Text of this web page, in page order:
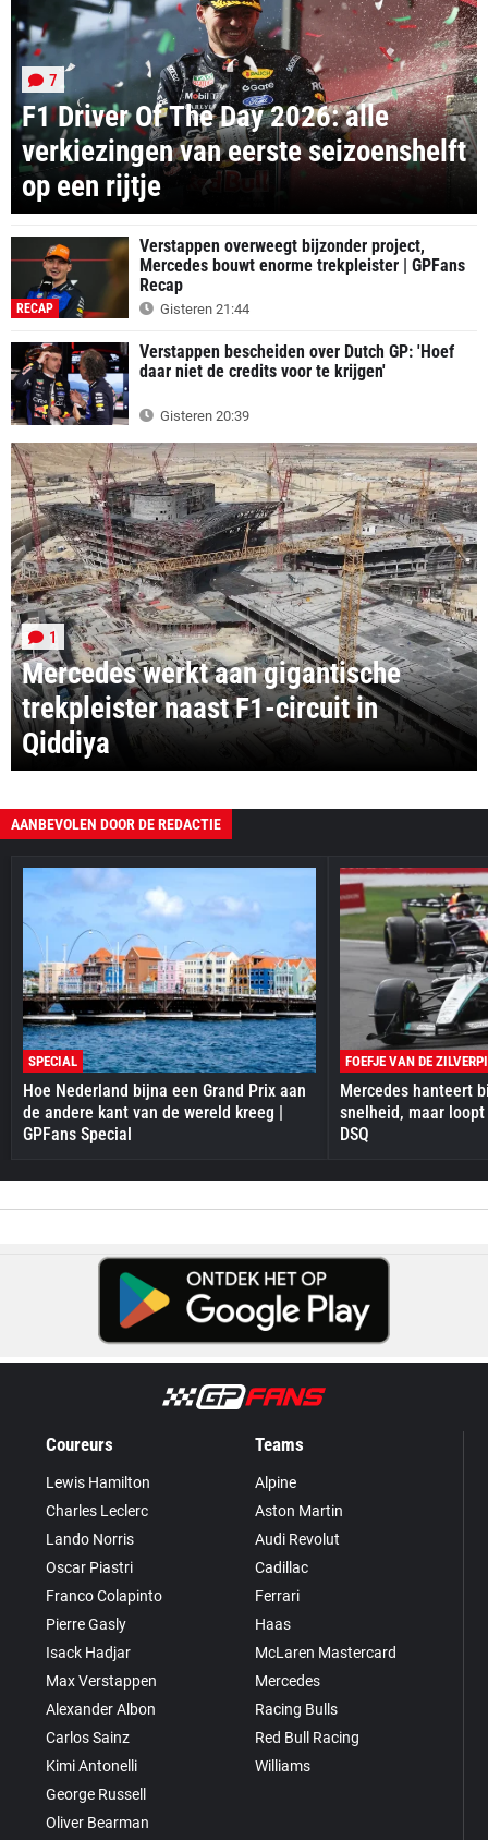
F1 Driver Of The Day 2026: alle
verkiezingen van eerste seizoenshelft
op een rijtje
7
RECAP
Verstappen overweegt bijzonder project,
Mercedes bouwt enorme trekpleister | GPFans
Recap
Gisteren 21:44
Verstappen bescheiden over Dutch GP: 'Hoef
daar niet de credits voor te krijgen'
Gisteren 20:39
Mercedes werkt aan gigantische
trekpleister naast F1-circuit in
Qiddiya
1
AANBEVOLEN DOOR DE REDACTIE
SPECIAL
Hoe Nederland bijna een Grand Prix aan
de andere kant van de wereld kreeg |
GPFans Special
FOEFJE VAN DE
Mercedes hanteert
snelheid, maar
DSQ
Coureurs
Lewis Hamilton
Charles Leclerc
Lando Norris
Oscar Piastri
Franco Colapinto
Pierre Gasly
Isack Hadjar
Max Verstappen
Alexander Albon
Carlos Sainz
Kimi Antonelli
George Russell
Oliver Bearman
Teams
Alpine
Aston Martin
Audi Revolut
Cadillac
Ferrari
Haas
McLaren Mastercard
Mercedes
Racing Bulls
Red Bull Racing
Williams